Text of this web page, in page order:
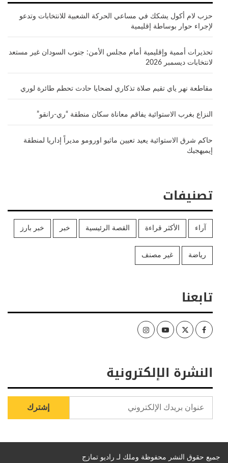
حزب لام أكول يشكك في مساعي الحركة الشعبية للانتخابات وتدعو
لإجراء حوار بوساطة إقليمية
تحذيرات أممية وإقليمية أمام مجلس الأمن: جنوب السودان غير مستعد
لانتخابات ديسمبر 2026
مقاطعة نهر ياي تقيم صلاة تذكاري لضحايا حادث تحطم طائرة لوري
النزاع بغرب الاستوائية يفاقم معاناة سكان منطقة “ري-رانقو”
حاكم شرق الاستوائية يعيد تعيين ماثيو اورومو مديراً إداريا لمنطقة
إيميهجيك
تصنيفات
آراء الأكثر قراءة القصة الرئيسية خبر خبر بارز
رياضة غير مصنف
تابعنا
Facebook
Twitter
Youtube
Instagram
النشرة الإلكترونية
جميع حقوق النشر محفوظة وملك لـ راديو تمازج